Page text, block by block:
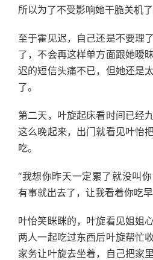
所以为了不受影响她干脆关机了
至于霍见迟，自己还是不要理
了，不会再这样单方面跟她暧
迟的短信头痛不已，但她还是
了。
第二天，叶旋起床看时间已经
这么晚起来，出门就看见叶怡
吃。
“我想你昨天一定累了就没叫
有事就出去了，让我看着你吃
叶怡笑眯眯的，叶旋看见姐姐
两人一起吃过东西后叶旋帮忙
家务让叶旋去坐着，自己把家